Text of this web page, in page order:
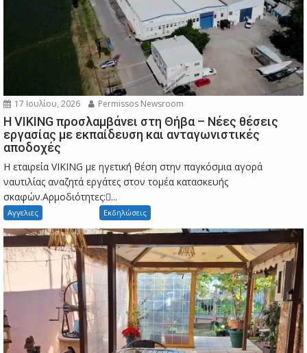
17 Ιουλίου, 2026 Permissos Newsroom
Η VIKING προσλαμβάνει στη Θήβα – Νέες θέσεις
εργασίας με εκπαίδευση και ανταγωνιστικές
αποδοχές
Η εταιρεία VIKING με ηγετική θέση στην παγκόσμια αγορά
ναυτιλίας αναζητά εργάτες στον τομέα κατασκευής
σκαφών.Αρμοδιότητες:...
Αγγελιες Εκδηλώσεις